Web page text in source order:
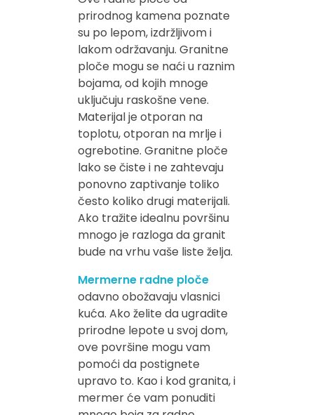
prirodnog kamena poznate
su po lepom, izdržljivom i
lakom održavanju. Granitne
ploče mogu se naći u raznim
bojama, od kojih mnoge
uključuju raskošne vene.
Materijal je otporan na
toplotu, otporan na mrlje i
ogrebotine. Granitne ploče
lako se čiste i ne zahtevaju
ponovno zaptivanje toliko
često koliko drugi materijali.
Ako tražite idealnu površinu
mnogo je razloga da granit
bude na vrhu vaše liste želja.
Mermerne radne ploče
odavno obožavaju vlasnici
kuća. Ako želite da ugradite
prirodne lepote u svoj dom,
ove površine mogu vam
pomoći da postignete
upravo to. Kao i kod granita, i
mermer će vam ponuditi